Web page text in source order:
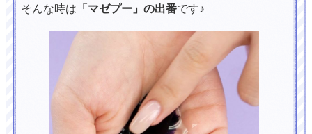
そんな時は 「マゼプー」の出番です♪